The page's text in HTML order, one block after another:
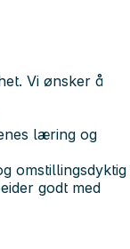
Vi ønsker å
læring og
omstillingsdyktig
godt med